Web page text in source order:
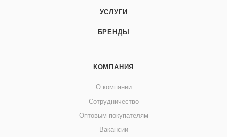
УСЛУГИ
БРЕНДЫ
КОМПАНИЯ
О компании
Сотрудничество
Оптовым покупателям
Вакансии